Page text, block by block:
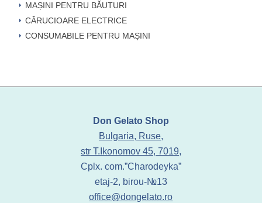
MAȘINI PENTRU BĂUTURI
CĂRUCIOARE ELECTRICE
CONSUMABILE PENTRU MAȘINI
Don Gelato Shop
Bulgaria, Ruse,
str T.Ikonomov 45, 7019,
Cplx. com.”Charodeyka”
etaj-2, birou-№13
office@dongelato.ro